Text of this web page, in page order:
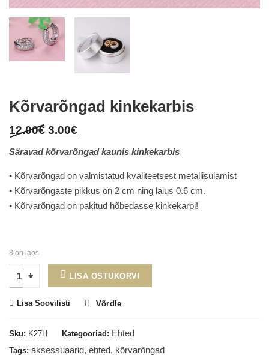
Kõrvarõngad kinkekarbis
12.00€ Original
price
12.00€.
3.00€
price
is:
3.00€.
Säravad kõrvarõngad kaunis kinkekarbis
• Kõrvarõngad on valmistatud kvaliteetsest metallisulamist
• Kõrvarõngaste pikkus on 2 cm ning laius 0.6 cm.
• Kõrvarõngad on pakitud hõbedasse kinkekarpi!
8 on laos
LISA OSTUKORVI
Lisa Soovilisti Võrdle
Sku: K27H Kategooriad: Ehted
Tags: aksessuaarid, ehted, kõrvarõngad